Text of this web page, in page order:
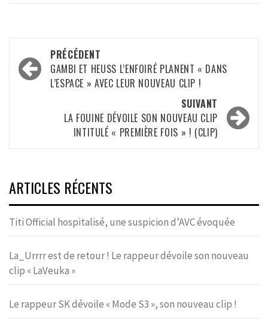
Navigation
d’article
PRÉCÉDENT
GAMBI ET HEUSS L’ENFOIRÉ PLANENT « DANS
L’ESPACE » AVEC LEUR NOUVEAU CLIP !
SUIVANT
LA FOUINE DÉVOILE SON NOUVEAU CLIP
INTITULÉ « PREMIÈRE FOIS » ! (CLIP)
ARTICLES RÉCENTS
Titi Official hospitalisé, une suspicion d’AVC évoquée
La_Urrrr est de retour ! Le rappeur dévoile son nouveau
clip « LaVeuka »
Le rappeur SK dévoile « Mode S3 », son nouveau clip !